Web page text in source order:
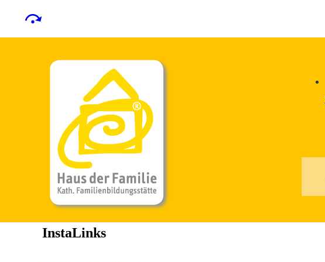
InstaLinks